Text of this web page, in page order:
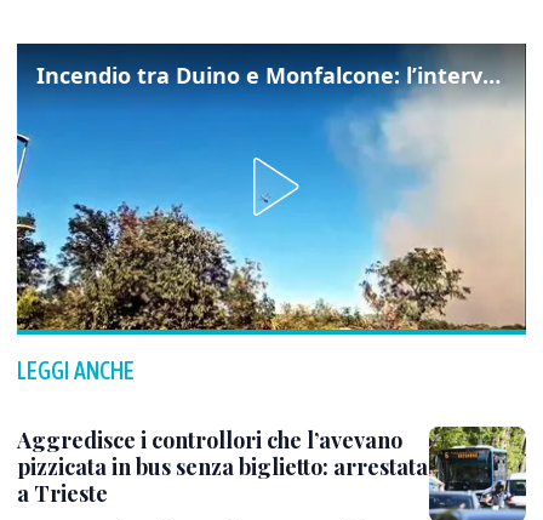
Incendio tra Duino e Monfalcone: l’intervento dei vigili del fuoco
LEGGI ANCHE
Aggredisce i controllori che l’avevano
pizzicata in bus senza biglietto: arrestata
a Trieste